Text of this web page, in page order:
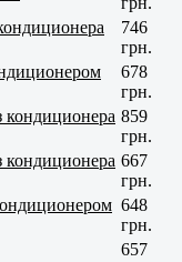
746
грн.
678
грн.
кондиционера 859
грн.
кондиционера 667
грн.
648
грн.
657